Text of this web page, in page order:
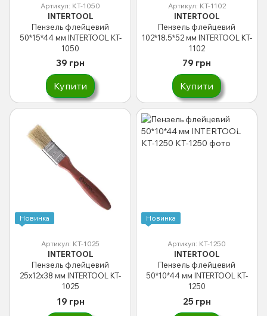
Артикул: KT-1050
INTERTOOL
Пензель флейцевий
50*15*44 мм INTERTOOL KT-
1050
39 грн
Купити
Артикул: KT-1102
INTERTOOL
Пензель флейцевий
102*18.5*52 мм INTERTOOL KT-
1102
79 грн
Купити
Новинка
Артикул: KT-1025
INTERTOOL
Пензель флейцевий
25x12x38 мм INTERTOOL KT-
1025
19 грн
Новинка
Артикул: KT-1250
INTERTOOL
Пензель флейцевий
50*10*44 мм INTERTOOL KT-
1250
25 грн